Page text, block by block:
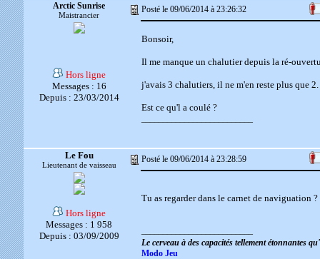
Arctic Sunrise
Maistrancier
Posté le 09/06/2014 à 23:26:32
Hors ligne
Messages : 16
Depuis : 23/03/2014
Bonsoir,
Il me manque un chalutier depuis la ré-
j'avais 3 chalutiers, il ne m'en reste plus que 2.
Est ce qu'l a coulé ?
Le Fou
Lieutenant de vaisseau
Posté le 09/06/2014 à 23:28:59
Hors ligne
Messages : 1 958
Depuis : 03/09/2009
Tu as regarder dans le carnet de naviguation ?
Le cerveau à des capacités tellement étonnantes
Modo Jeu